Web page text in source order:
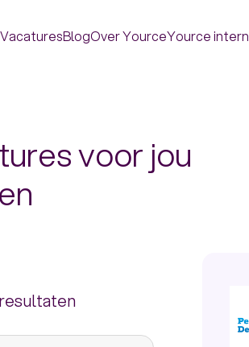
VacaturesBlogOver YourceYource
voor jou